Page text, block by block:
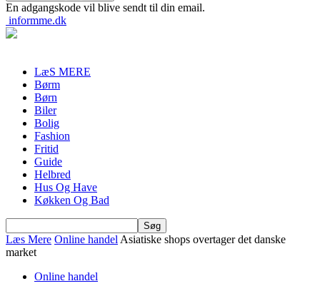
En adgangskode vil blive sendt til din email.
informme.dk
LæS MERE
Børm
Børn
Biler
Bolig
Fashion
Fritid
Guide
Helbred
Hus Og Have
Køkken Og Bad
Læs Mere Online handel Asiatiske shops overtager det danske
market
Online handel